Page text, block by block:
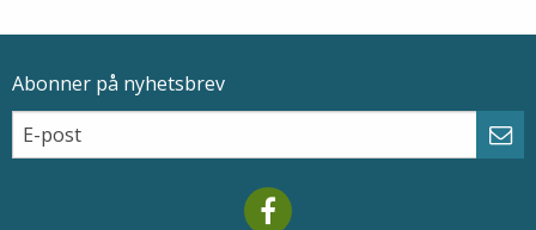
Epostadresse
Abonner på nyhetsbrev
Email
Mareano facebook